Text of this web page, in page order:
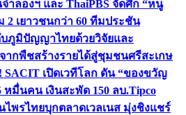
ำลองฯ และ ThaiPBS จัดศึก “หนู
2 เยาวชนกว่า 60 ทีมประชัน
บภูมิปัญญาไทยด้วยวิจัยและ
กพืชสร้างรายได้สู่ชุมชนศรีสะเกษ
เปิดเวทีโลก ดัน “ของขวัญ
มื่นคน เงินสะพัด 150 ลบ.Tipco
ไพรไทยบุกตลาดเวลเนส มุ่งชิงแชร์